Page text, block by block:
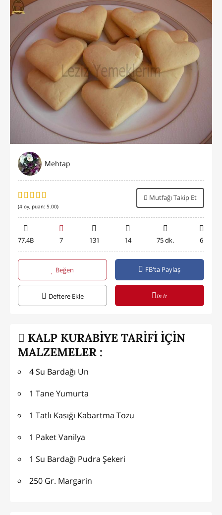
Mehtap
(4 oy, puan: 5.00)
Mutfağı Takip Et
77.4B 7 131 14 75 dk. 6
Beğen FB'ta Paylaş
Deftere Ekle in it
KALP KURABİYE TARİFİ İÇİN
MALZEMELER :
4 Su Bardağı Un
1 Tane Yumurta
1 Tatlı Kasığı Kabartma Tozu
1 Paket Vanilya
1 Su Bardağı Pudra Şekeri
250 Gr. Margarin